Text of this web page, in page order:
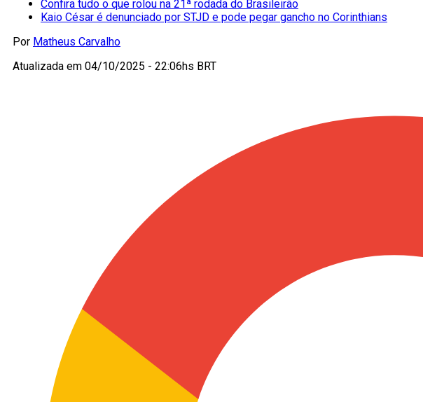
Confira tudo o que rolou na 21ª rodada do Brasileirão
Kaio César é denunciado por STJD e pode pegar gancho no Corinthians
Por Matheus Carvalho
Atualizada em 04/10/2025 - 22:06hs BRT